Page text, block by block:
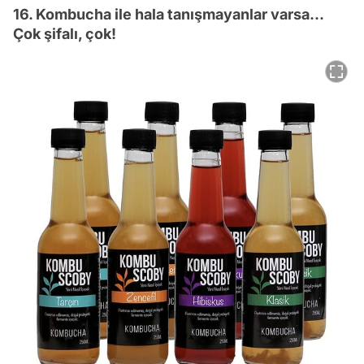
16. Kombucha ile hala tanışmayanlar varsa...
Çok şifalı, çok!